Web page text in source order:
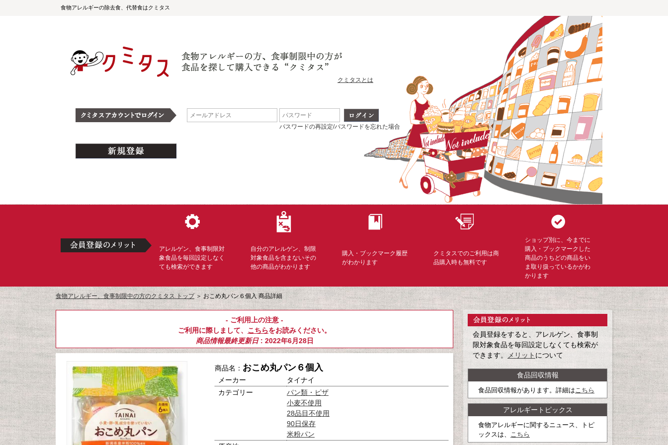
食物アレルギーの除去食、代替食はクミタス
クミタスとは
パスワードの再設定/パスワードを忘れた場合
アレルゲン、食事制限対
象食品を毎回設定しなく
ても検索ができます
自分のアレルゲン、制限
対象食品を含まないその
他の商品がわかります
購入・ブックマーク履歴
がわかります
クミタスでのご利用は商
品購入時も無料です
ショップ別に、今までに
購入・ブックマークした
商品のうちどの商品をい
ま取り扱っているかがわ
かります
食物アレルギー、食事制限中の方のクミタス トップ＞おこめ丸パン６個入 商品詳細
- ご利用上の注意 -
ご利用に際しまして、 こちらをお読みください。
商品情報最終更新日: 2022年6月28日
商品名： おこめ丸パン６個入
メーカー
タイナイ
カテゴリー
パン類・ピザ
小麦不使用
28品目不使用
90日保存
米粉パン
会員登録をすると、アレルゲン、食事制
限対象食品を毎回設定しなくても検索が
できます。メリットについて
食品回収情報
食品回収情報があります。詳細は こちら
アレルギートピックス
食物アレルギーに関するニュース、トピ
ックスは、
こちら